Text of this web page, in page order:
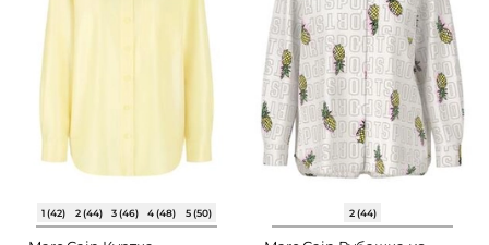
1 (42) 2 (44) 3 (46) 4 (48) 5 (50) 2 (44)